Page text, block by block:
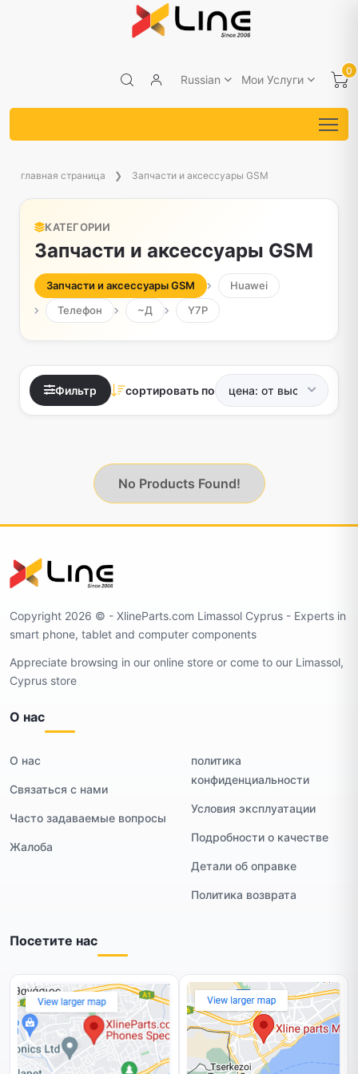
Russian Мои Услуги
0
главная страница Запчасти и аксессуары GSM
КАТЕГОРИИ
Запчасти и аксессуары GSM
Запчасти и аксессуары GSM
Huawei
Телефон
~Д Y7P
Фильтр сортировать по
No Products Found!
Copyright 2026 ©️ - XlineParts.com Limassol Cyprus - Experts in
smart phone, tablet and computer components
Appreciate browsing in our online store or come to our Limassol,
Cyprus store
О нас
О нас
Связаться с нами
Часто задаваемые вопросы
Жалоба
политика
конфиденциальности
Условия эксплуатации
Подробности о качестве
Детали об оправке
Политика возврата
Посетите нас